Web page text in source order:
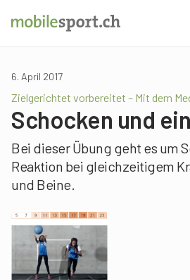
6. April 2017
Zielgerichtet vorbereitet – Mit dem
Schocken und
Bei dieser Übung geht es um
Reaktion bei gleichzeitigem
und Beine.